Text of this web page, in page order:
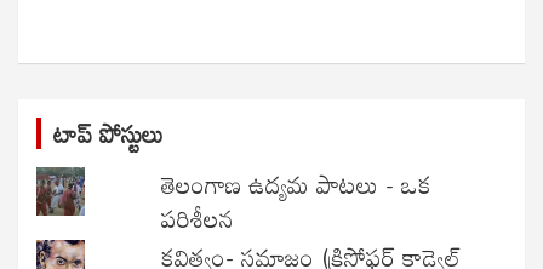
టాప్ పోస్టులు
తెలంగాణ ఉద్యమ పాటలు - ఒక
పరిశీలన
కవిత్వం- సమాజం (క్రిస్టోఫర్ కాడ్వెల్